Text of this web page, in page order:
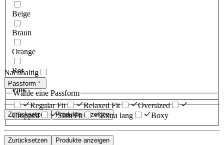
Beige
Braun
Orange
Rot
Pink
Zurücksetzen Produkte anzeigen
Nachhaltig
Passform
Wähle eine Passform
Regular Fit
Relaxed Fit
Oversized
Cropped
Slim Fit Extra lang Boxy
Zurücksetzen
Produkte anzeigen